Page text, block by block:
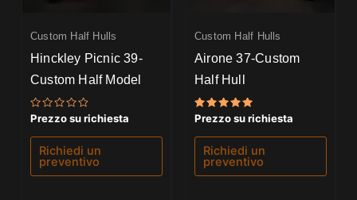
Custom Half Hulls
Hinckley Picnic 39-
Custom Half Model
Valutato
su
Prezzo su richiesta
Richiedi un
preventivo
Custom Half Hulls
Airone 37-Custom
Half Hull
Valutato
su 5
Prezzo su richiesta
Richiedi un
preventivo